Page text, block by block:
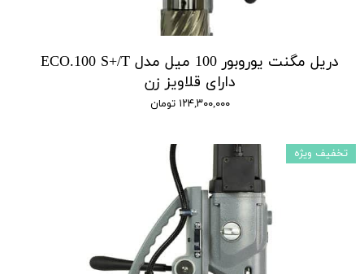
دریل مگنت یوروبور 100 میل مدل ECO.100 S+/T
دارای قلاویز زن
۱۲۴,۳۰۰,۰۰۰ تومان
تخفیف ویژه